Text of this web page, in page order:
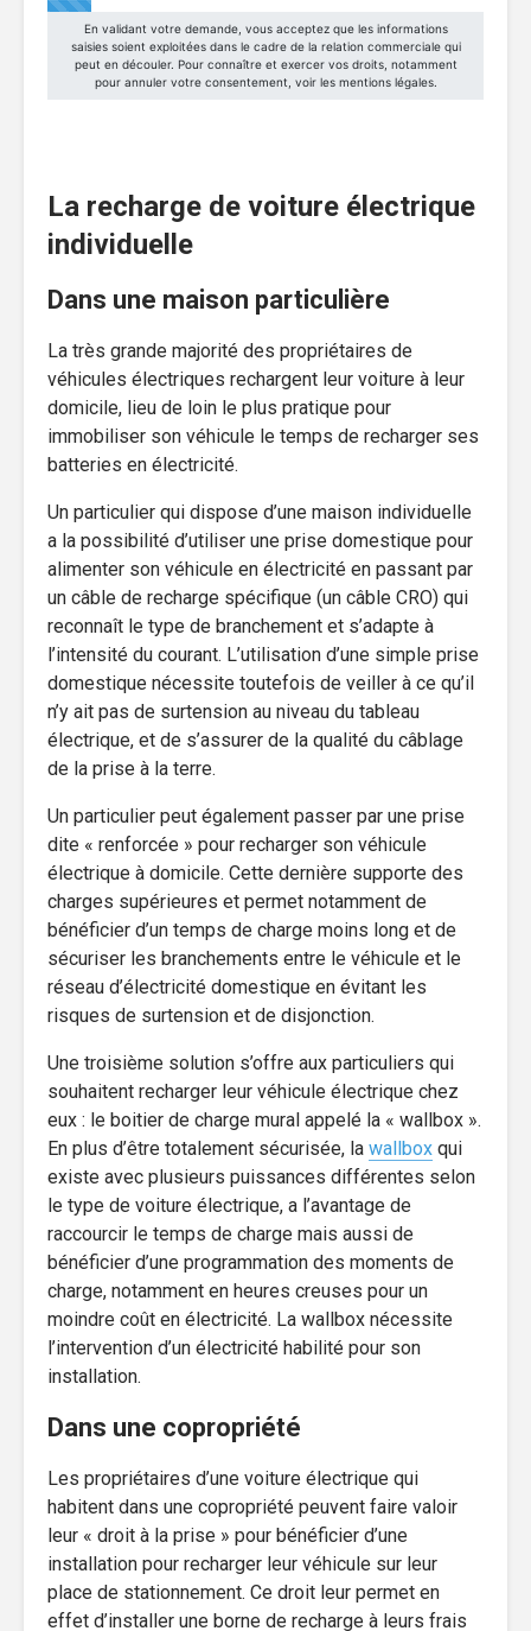
La recharge de voiture électrique
individuelle
Dans une maison particulière
La très grande majorité des propriétaires de
véhicules électriques rechargent leur voiture à leur
domicile, lieu de loin le plus pratique pour
immobiliser son véhicule le temps de recharger ses
batteries en électricité.
Un particulier qui dispose d’une maison individuelle
a la possibilité d’utiliser une prise domestique pour
alimenter son véhicule en électricité en passant par
un câble de recharge spécifique (un câble CRO) qui
reconnaît le type de branchement et s’adapte à
l’intensité du courant. L’utilisation d’une simple prise
domestique nécessite toutefois de veiller à ce qu’il
n’y ait pas de surtension au niveau du tableau
électrique, et de s’assurer de la qualité du câblage
de la prise à la terre.
Un particulier peut également passer par une prise
dite « renforcée » pour recharger son véhicule
électrique à domicile. Cette dernière supporte des
charges supérieures et permet notamment de
bénéficier d’un temps de charge moins long et de
sécuriser les branchements entre le véhicule et le
réseau d’électricité domestique en évitant les
risques de surtension et de disjonction.
Une troisième solution s’offre aux particuliers qui
souhaitent recharger leur véhicule électrique chez
eux : le boitier de charge mural appelé la « wallbox ».
En plus d’être totalement sécurisée, la wallbox qui
existe avec plusieurs puissances différentes selon
le type de voiture électrique, a l’avantage de
raccourcir le temps de charge mais aussi de
bénéficier d’une programmation des moments de
charge, notamment en heures creuses pour un
moindre coût en électricité. La wallbox nécessite
l’intervention d’un électricité habilité pour son
installation.
Dans une copropriété
Les propriétaires d’une voiture électrique qui
habitent dans une copropriété peuvent faire valoir
leur « droit à la prise » pour bénéficier d’une
installation pour recharger leur véhicule sur leur
place de stationnement. Ce droit leur permet en
effet d’installer une borne de recharge à leurs frais